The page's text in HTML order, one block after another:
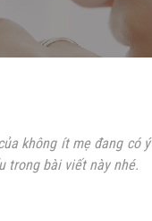
không ít mẹ đang có ý
trong bài viết này nhé.